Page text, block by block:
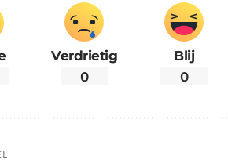
Verdrietig
0
Blij
0